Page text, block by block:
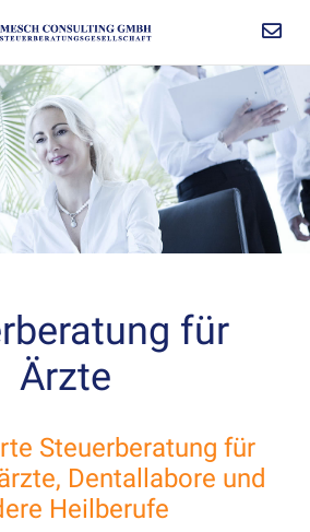
für
Ärzte
Steuerberatung für
Dentallabore und
Heilberufe